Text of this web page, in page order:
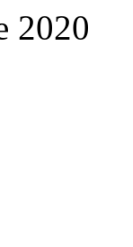
2020